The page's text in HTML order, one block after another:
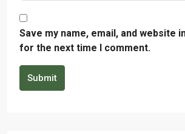
Save my name, email, and website
for the next time I comment.
Submit